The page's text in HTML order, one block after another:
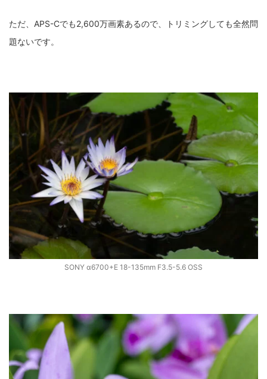
ただ、APS-Cでも2,600万画素あるので、トリミングしても全然問
題ないです。
SONY α6700+E 18-135mm F3.5-5.6 OSS